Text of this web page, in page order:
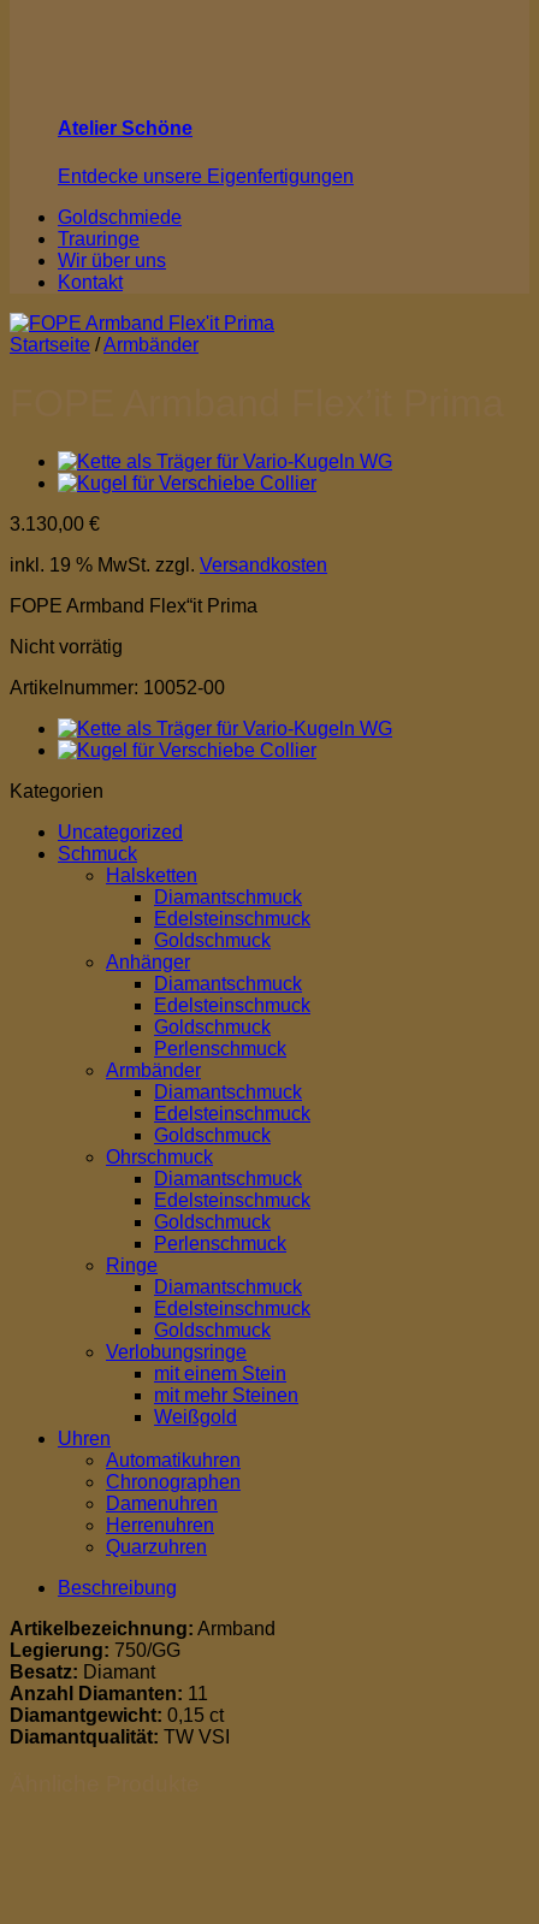
Atelier Schöne
Entdecke unsere Eigenfertigungen
Goldschmiede
Trauringe
Wir über uns
Kontakt
Startseite /Armbänder
3.130,00 €
inkl. 19 % MwSt. zzgl. Versandkosten
FOPE Armband Flex“it Prima
Nicht vorrätig
Artikelnummer: 10052-00
Kategorien
Uncategorized
Schmuck
Halsketten
Diamantschmuck
Edelsteinschmuck
Goldschmuck
Anhänger
Diamantschmuck
Edelsteinschmuck
Goldschmuck
Perlenschmuck
Armbänder
Diamantschmuck
Edelsteinschmuck
Goldschmuck
Ohrschmuck
Diamantschmuck
Edelsteinschmuck
Goldschmuck
Perlenschmuck
Ringe
Diamantschmuck
Edelsteinschmuck
Goldschmuck
Verlobungsringe
mit einem Stein
mit mehr Steinen
Weißgold
Uhren
Automatikuhren
Chronographen
Damenuhren
Herrenuhren
Quarzuhren
Beschreibung
Artikelbezeichnung: Armband
Legierung: 750/GG
Besatz: Diamant
Anzahl Diamanten: 11
Diamantgewicht: 0,15 ct
Diamantqualität: TW VSI